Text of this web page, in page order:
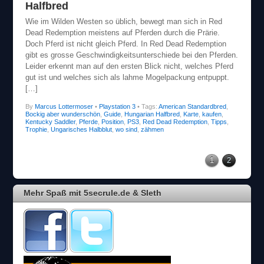
Halfbred
Wie im Wilden Westen so üblich, bewegt man sich in Red
Dead Redemption meistens auf Pferden durch die Prärie.
Doch Pferd ist nicht gleich Pferd. In Red Dead Redemption
gibt es grosse Geschwindigkeitsunterschiede bei den Pferden.
Leider erkennt man auf den ersten Blick nicht, welches Pferd
gut ist und welches sich als lahme Mogelpackung entpuppt.
[…]
By Marcus Lottermoser• Playstation 3 • Tags: American Standardbred,
Bockig aber wunderschön, Guide, Hungarian Halfbred, Karte, kaufen,
Kentucky Saddler, Pferde, Position, PS3, Red Dead Redemption, Tipps
Trophie, Ungarisches Halbblut, wo sind, zähmen
1 2
Mehr Spaß mit 5secrule.de & Sleth